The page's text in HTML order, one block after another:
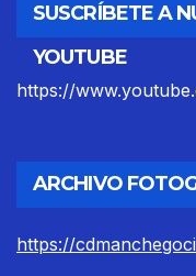
SUSCRÍBETE A
YOUTUBE
https://
ARCHIVO
https://